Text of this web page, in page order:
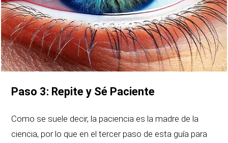
Paso 3: Repite y Sé Paciente
Como se suele decir, la paciencia es la madre de la
ciencia, por lo que en el tercer paso de esta guía para